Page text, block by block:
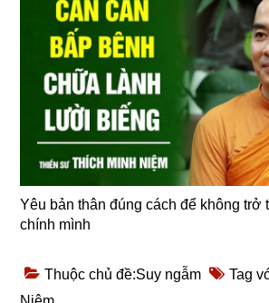
Yêu bản thân đúng cách để không trở
chính mình
Thuộc chủ đề:Suy ngẫm Tag